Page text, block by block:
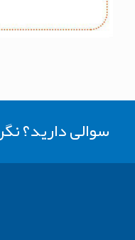
سوالی دارید؟